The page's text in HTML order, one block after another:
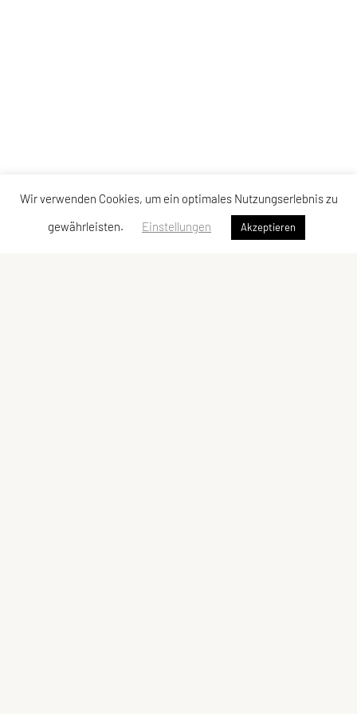
Wir verwenden Cookies, um ein optimales Nutzungserlebnis zu
gewährleisten.
Einstellungen Akzeptieren